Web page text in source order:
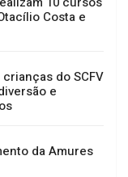
Costa e
do SCFV
e
da Amures